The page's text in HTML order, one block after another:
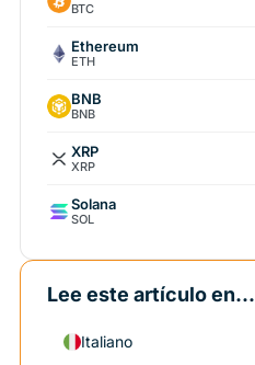
BTC
Ethereum
ETH
BNB
BNB
XRP
XRP
Solana
SOL
Lee este artículo en...
Italiano